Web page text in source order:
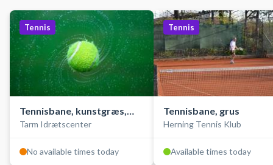
Tennis
Tennisbane, kunstgræs,
udendørs
Tarm Idrætscenter
No available times today
Tennis
Tennisbane, grus
Herning Tennis Klub
Available times today